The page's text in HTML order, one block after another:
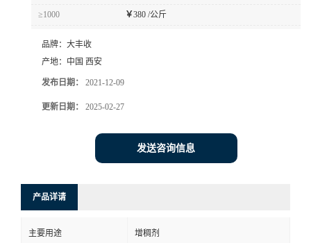
≥1000 ￥380 /公斤
品牌： 大丰收
产地： 中国 西安
发布日期： 2021-12-09
更新日期： 2025-02-27
发送咨询信息
产品详请
主要用途 增稠剂